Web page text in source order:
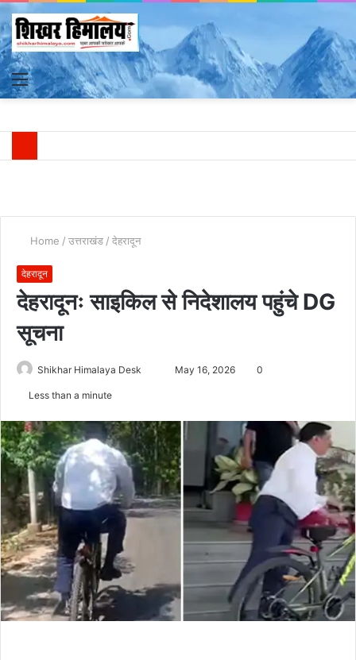
Menu
Home / उत्तराखंड / देहरादून
देहरादून
देहरादूनः साइकिल से निदेशालय पहुंचे DG
सूचना
Shikhar Himalaya Desk May 16, 2026 0
Less than a minute